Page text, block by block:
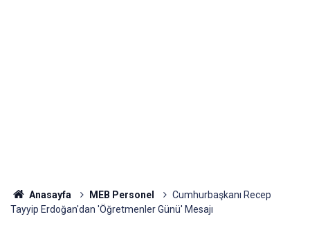
Anasayfa MEB Personel
Cumhurbaşkanı Recep
Tayyip Erdoğan'dan 'Öğretmenler Günü' Mesajı